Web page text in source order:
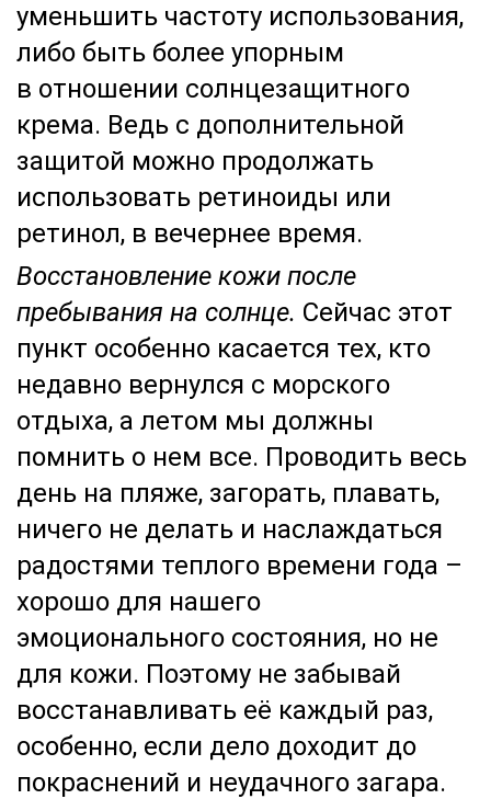
уменьшить частоту использования,
либо быть более упорным
в отношении солнцезащитного
крема. Ведь с дополнительной
защитой можно продолжать
использовать ретиноиды или
ретинол, в вечернее время.
Восстановление кожи после
пребывания на солнце. Сейчас этот
пункт особенно касается тех, кто
недавно вернулся с морского
отдыха, а летом мы должны
помнить о нем все. Проводить весь
день на пляже, загорать, плавать,
ничего не делать и наслаждаться
радостями теплого времени года –
хорошо для нашего
эмоционального состояния, но не
для кожи. Поэтому не забывай
восстанавливать её каждый раз,
особенно, если дело доходит до
покраснений и неудачного загара.